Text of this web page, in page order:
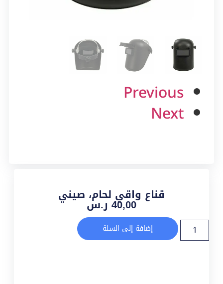
Previous
Next
قناع واقي لحام، صيني
40,00 ر.س
إضافة إلى السلة